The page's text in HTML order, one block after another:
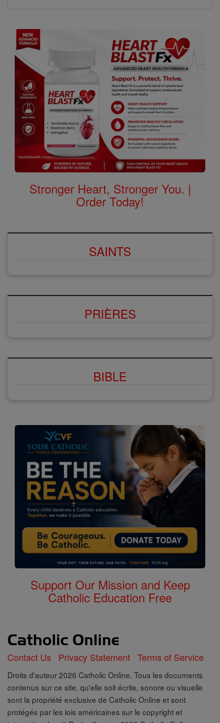
Stronger Heart, Stronger You. |
Order Today!
SAINTS
PRIÈRES
BIBLE
Support Our Mission and Keep
Catholic Education Free
Contact Us Privacy Statement Terms of Service
Droits d'auteur 2026 Catholic Online. Tous les documents
contenus sur ce site, qu'elle soit écrite, sonore ou visuelle
sont la propriété exclusive de Catholic Online et sont
protégés par les lois américaines sur le copyright et